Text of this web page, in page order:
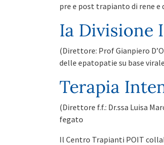
pre e post trapianto di rene e
Ia Divisione
(Direttore: Prof Gianpiero
delle epatopatie su base
Terapia
(Direttore f.f.: Dr.ssa Luisa
fegato
Il Centro Trapianti POIT